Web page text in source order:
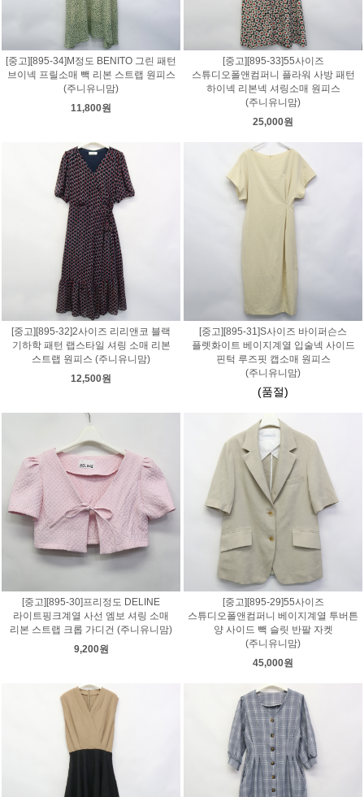
[중고][895-34]M정도 BENITO 그린 패턴
브이넥 프릴소매 빽 리본 스트랩 원피스
(주니유니맘)
11,800원
[중고][895-33]55사이즈
스튜디오폴앤컴퍼니 플라워 사방 패턴
하이넥 리본넥 셔링소매 원피스
(주니유니맘)
25,000원
[중고][895-32]2사이즈 리리앤코 블랙
기하학 패턴 랩스타일 셔링 소매 리본
스트랩 원피스 (주니유니맘)
12,500원
[중고][895-31]S사이즈 바이퍼슨스
플렛화이트 베이지계열 입술넥 사이드
핀턱 루즈핏 캡소매 원피스
(주니유니맘)
(품절)
[중고][895-30]프리정도 DELINE
라이트핑크계열 사선 엠보 셔링 소매
리본 스트랩 크롭 가디건 (주니유니맘)
9,200원
[중고][895-29]55사이즈
스튜디오폴앤컴퍼니 베이지계열 투버튼
양 사이드 빽 슬릿 반팔 자켓
(주니유니맘)
45,000원